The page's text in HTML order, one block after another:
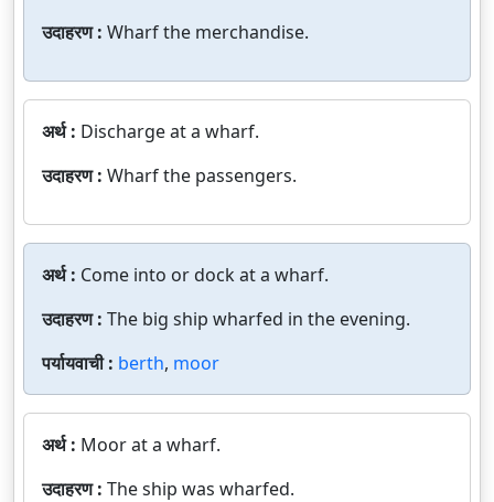
उदाहरण : Wharf the merchandise.
अर्थ : Discharge at a wharf.
उदाहरण : Wharf the passengers.
अर्थ : Come into or dock at a wharf.
उदाहरण : The big ship wharfed in the evening.
पर्यायवाची : berth, moor
अर्थ : Moor at a wharf.
उदाहरण : The ship was wharfed.